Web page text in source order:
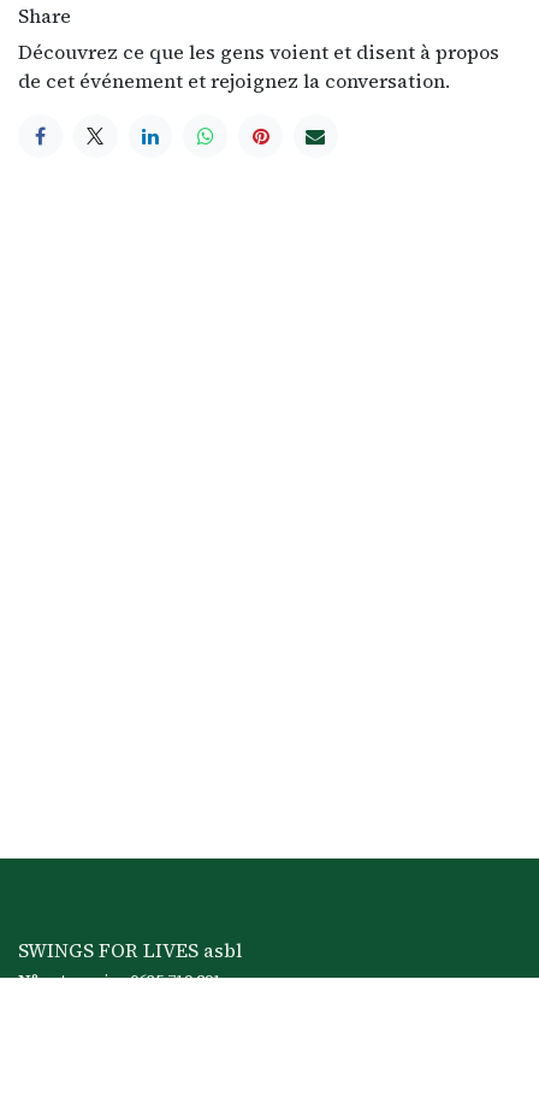
Share
Découvrez ce que les gens voient et disent à propos
de cet événement et rejoignez la conversation.
SWINGS FOR LIVES asbl
N°entreprise 0635.719.291